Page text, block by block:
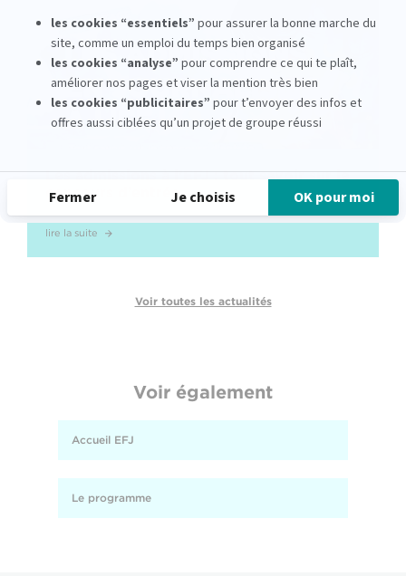
Les admissions à l’EFJ : tout savoir sur le
concours d’entrée
lire la suite
Voir toutes les actualités
Voir également
Accueil EFJ
Le programme